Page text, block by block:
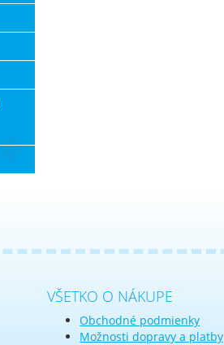
VŠETKO O NÁKUPE
Obchodné podmienky
Možnosti dopravy a platby